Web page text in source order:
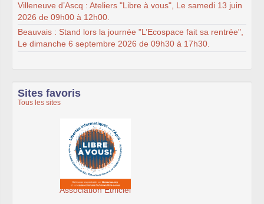
Villeneuve d’Ascq : Ateliers "Libre à vous", Le samedi 13 juin
2026 de 09h00 à 12h00.
Beauvais : Stand lors la journée "L’Ecospace fait sa rentrée",
Le dimanche 6 septembre 2026 de 09h30 à 17h30.
Sites favoris
Tous les sites
cre@tic, un service du Cdg59